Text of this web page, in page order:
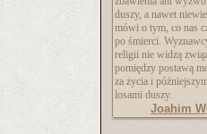
duszy, a nawet
mówi o tym, co nas
po śmierci.
religii nie widzą
pomiędzy postawą
za życia i
losami duszy.
Joahim